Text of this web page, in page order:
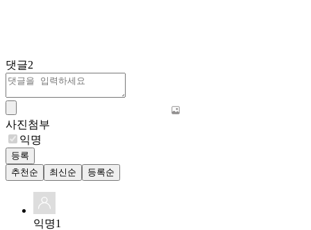
댓글2
사진첨부
익명
등록
추천순
최신순 등록순
익명1